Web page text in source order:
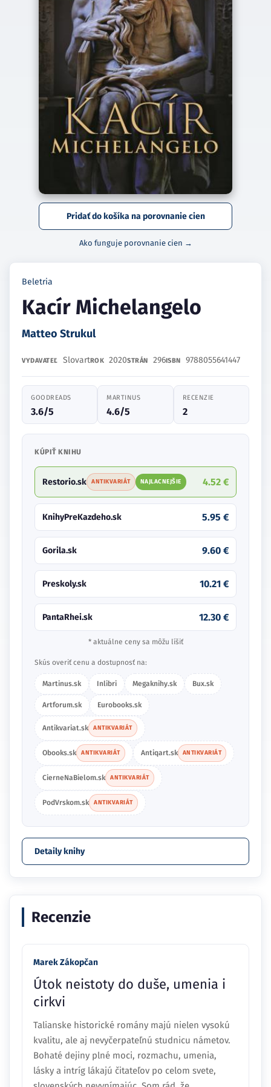
Pridať do košíka na porovnanie cien
Ako funguje porovnanie cien →
Beletria
Kacír Michelangelo
Matteo Strukul
VYDAVATEĽ SlovartROK 2020STRÁN 296ISBN 9788055641447
GOODREADS
3.6/5
MARTINUS
4.6/5
RECENZIE
2
KÚPIŤ KNIHU
Restorio.sk ANTIKVARIÁT NAJLACNEJŠIE 4.52 €
KnihyPreKazdeho.sk 5.95 €
Gorila.sk 9.60 €
Preskoly.sk 10.21 €
PantaRhei.sk 12.30 €
* aktuálne ceny sa môžu líšiť
Skús overiť cenu a dostupnosť na:
Martinus.sk Inlibri Megaknihy.sk Bux.sk
Artforum.sk Eurobooks.sk
Antikvariat.sk ANTIKVARIÁT
Obooks.sk ANTIKVARIÁT Antiqart.sk ANTIKVARIÁT
CierneNaBielom.sk ANTIKVARIÁT
PodVrskom.sk ANTIKVARIÁT
Detaily knihy
Recenzie
Marek Zákopčan
Útok neistoty do duše, umenia i
cirkvi
Talianske historické romány majú nielen vysokú
kvalitu, ale aj nevyčerpateľnú studnicu námetov.
Bohaté dejiny plné moci, rozmachu, umenia,
lásky a intríg lákajú čitateľov po celom svete,